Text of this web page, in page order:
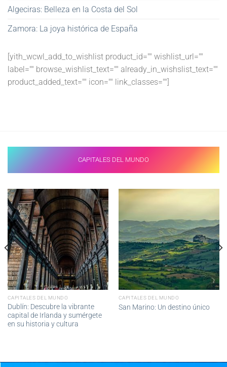
Algeciras: Belleza en la Costa del Sol
Zamora: La joya histórica de España
[yith_wcwl_add_to_wishlist product_id="" wishlist_url=""
label="" browse_wishlist_text="" already_in_wishslist_text=""
product_added_text="" icon="" link_classes=""]
CAPITALES DEL MUNDO
CAPITALES DEL MUNDO
Dublín: Descubre la vibrante
capital de Irlanda y sumérgete
en su historia y cultura
CAPITALES DEL MUNDO
San Marino: Un destino único